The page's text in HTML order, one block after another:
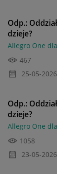
Odp.:
dzieje?
Allegro One
467
‎25-05-2026
Odp.:
dzieje?
Allegro One
1058
‎23-05-2026